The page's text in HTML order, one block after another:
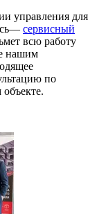
управления для
сервисный
всю работу
нашим
по